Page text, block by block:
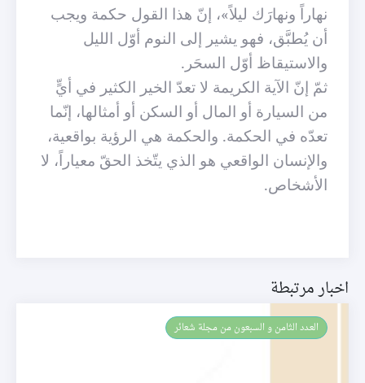
نهاراً ونهارَك ليلاً»، إنّ هذا القول حكمة ويجب
أن يُطبَّق، فهو يشير إلى النوم أوّل الليل
والاستيقاظ أوّل السحَر.
ثمّ إنّ الآية الكريمة لا تعدّ الخير الكثير في أيٍّ
من السيارة أو المال أو السكن أو أمثالها، إنّما
تعدّه في الحكمة. والحكمة هي الرؤية بواقعية،
والإنسان الواقعي هو الذي يتّخذ الحقّ معياراً، لا
الأشخاص.
اخبار مرتبطة
العـدد الثامن و السبعون من مجلة شعائر